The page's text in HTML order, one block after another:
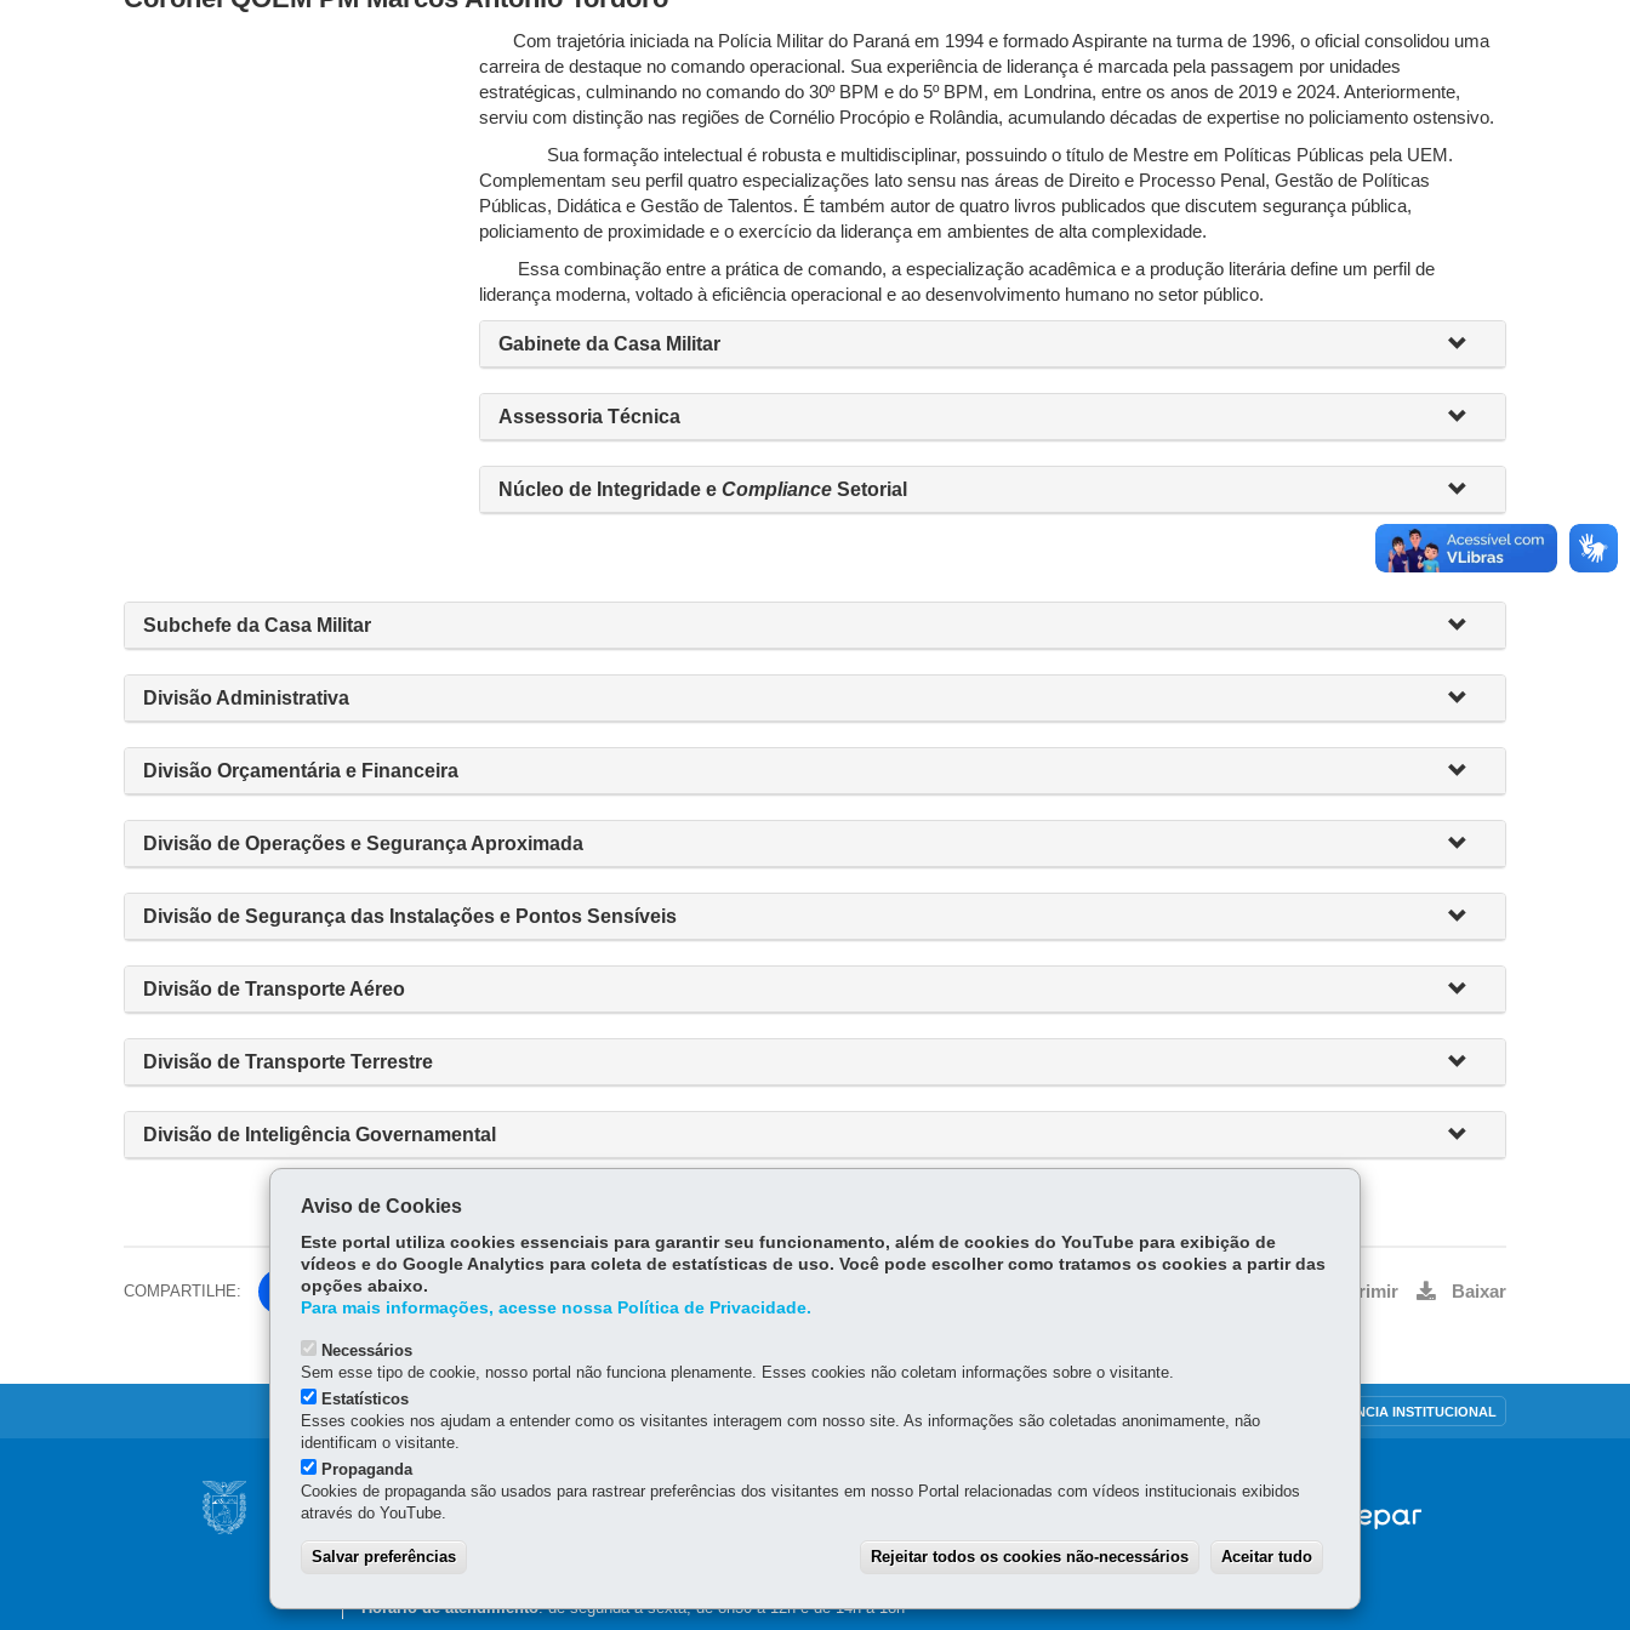
Com trajetória iniciada na Polícia Militar do Paraná em 1994 e formado Aspirante na turma de 1996, o oficial consolidou uma
carreira de destaque no comando operacional. Sua experiência de liderança é marcada pela passagem por unidades
estratégicas, culminando no comando do 30º BPM e do 5º BPM, em Londrina, entre os anos de 2019 e 2024. Anteriormente,
serviu com distinção nas regiões de Cornélio Procópio e Rolândia, acumulando décadas de expertise no policiamento ostensivo.
Sua formação intelectual é robusta e multidisciplinar, possuindo o título de Mestre em Políticas Públicas pela UEM.
Complementam seu perfil quatro especializações lato sensu nas áreas de Direito e Processo Penal, Gestão de Políticas
Públicas, Didática e Gestão de Talentos. É também autor de quatro livros publicados que discutem segurança pública,
policiamento de proximidade e o exercício da liderança em ambientes de alta complexidade.
Essa combinação entre a prática de comando, a especialização acadêmica e a produção literária define um perfil de
liderança moderna, voltado à eficiência operacional e ao desenvolvimento humano no setor público.
Gabinete da Casa Militar
Assessoria Técnica
Núcleo de Integridade e ComplianceSetorial
Subchefe da Casa Militar
Divisão Administrativa
Divisão Orçamentária e Financeira
Divisão de Operações e Segurança Aproximada
Divisão de Segurança das Instalações e Pontos Sensíveis
Divisão de Transporte Aéreo
Divisão de Transporte Terrestre
Divisão de Inteligência Governamental
COMPARTILHE:
Fa
bo
ok
itt
er
Imprimir Baixar
DENUNCIE CORRUPÇÃO OUVIDORIA TRANSPARÊNCIA INSTITUCIONAL
Navegação
principal
CASA MILITAR
Praça Nossa Senhora de Salette, s/n - Centro Cívico
Curitiba-PR MAPA
Horário de atendimento: de segunda a sexta, de 8h30 a 12h e de 14h a 18h
Aviso de Cookies
Este portal utiliza cookies essenciais para garantir seu funcionamento, além de cookies do YouTube para exibição de
vídeos e do Google Analytics para coleta de estatísticas de uso. Você pode escolher como tratamos os cookies a partir das
opções abaixo.
Para mais informações, acesse nossa Política de Privacidade.
Necessários
Sem esse tipo de cookie, nosso portal não funciona plenamente. Esses cookies não coletam informações sobre o visitante.
Estatísticos
Esses cookies nos ajudam a entender como os visitantes interagem com nosso site. As informações são coletadas anonimamente, não
identificam o visitante.
Propaganda
Cookies de propaganda são usados para rastrear preferências dos visitantes em nosso Portal relacionadas com vídeos institucionais exibidos
através do YouTube.
Salvar preferências Rejeitar todos os cookies não-necessários Aceitar tudo